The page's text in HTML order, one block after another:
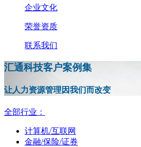
企业文化
荣誉资质
联系我们
汇通科技客户案例集
让人力资源管理因我们而改变
全部行业：
计算机/互联网
金融/保险/证券